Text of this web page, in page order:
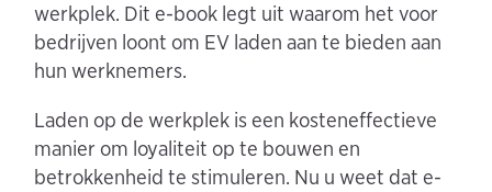
werkplek. Dit e-book legt uit waarom het voor
bedrijven loont om EV laden aan te bieden aan
hun werknemers.
Laden op de werkplek is een kosteneffectieve
manier om loyaliteit op te bouwen en
betrokkenheid te stimuleren. Nu u weet dat e-